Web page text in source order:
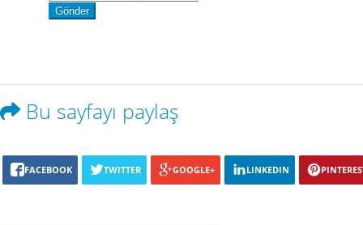
Bu sayfayı paylaş
FACEBOOK TWITTER GOOGLE+ LINKEDIN